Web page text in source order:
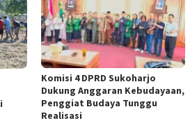
Komisi 4 DPRD Sukoharjo
Dukung Anggaran Kebudayaan,
Penggiat Budaya Tunggu
Realisasi